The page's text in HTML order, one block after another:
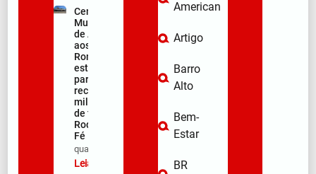
Centro
Municipal
de Apoio
aos
Romeiros
está pronto
para
receber
milhares
de fiéis na
Rodovia da
Fé
qua/08/2026
Leia mais »
American
Artigo
Barro
Alto
Bem-
Estar
BR